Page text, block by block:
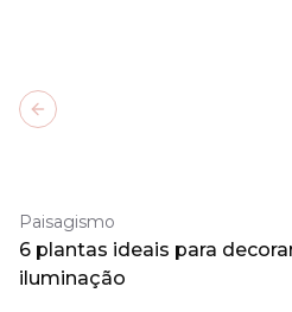
Paisagismo
6 plantas ideais para
iluminação
Previous slide